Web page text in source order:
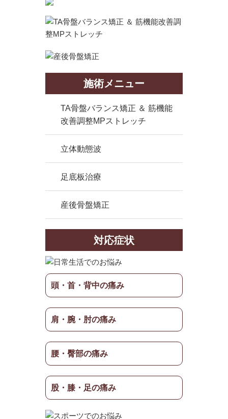
施術メニュー
TA骨盤バランス矯正 ＆ 筋機能
改善調整MPストレッチ
立体動態波
足底板治療
産後骨盤矯正
対応症状
頭・首・背中の痛み
肩・腕・肘の痛み
腰・臀部の痛み
股・膝・足の痛み